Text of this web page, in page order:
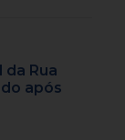
Rua
após